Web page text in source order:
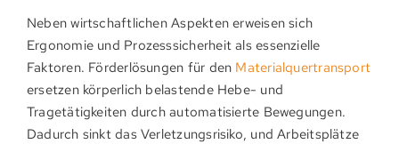
Neben wirtschaftlichen Aspekten erweisen sich
Ergonomie und Prozesssicherheit als essenzielle
Faktoren. Förderlösungen für den Materialquertransport
ersetzen körperlich belastende Hebe- und
Tragetätigkeiten durch automatisierte Bewegungen.
Dadurch sinkt das Verletzungsrisiko, und Arbeitsplätze